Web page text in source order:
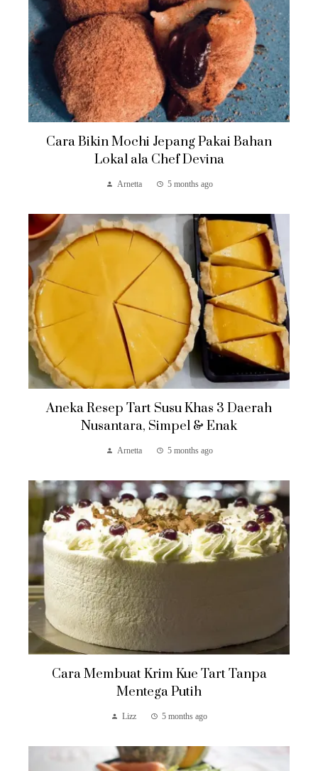
Cara Bikin Mochi Jepang Pakai Bahan
Lokal ala Chef Devina
Arnetta 5 months ago
Aneka Resep Tart Susu Khas 3 Daerah
Nusantara, Simpel & Enak
Arnetta 5 months ago
Cara Membuat Krim Kue Tart Tanpa
Mentega Putih
Lizz 5 months ago